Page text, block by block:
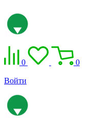
0 0
Войти